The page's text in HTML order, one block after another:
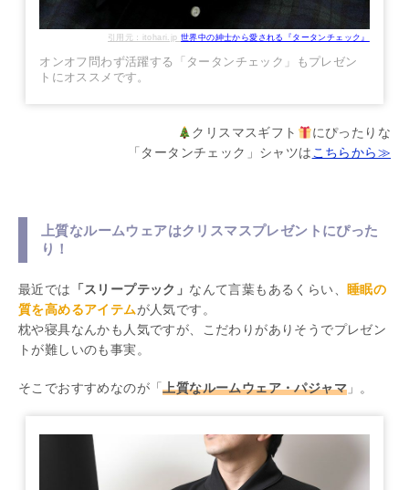
引用元：itohari.jp世界中の紳士から愛される『タータンチェック』
オンオフ問わず活躍する「タータンチェック」もプレゼン
トにオススメです。
クリスマスギフト
にぴったりな
「タータンチェック」シャツはこちらから≫
上質なルームウェアはクリスマスプレゼントにぴった
り！
最近では 「スリープテック」 なんて言葉もあるくらい、
睡眠の
質を高めるアイテムが人気です。
枕や寝具なんかも人気ですが、こだわりがありそうでプレゼン
トが難しいのも事実。
そこでおすすめなのが「上質なルームウェア・パジャマ 」。